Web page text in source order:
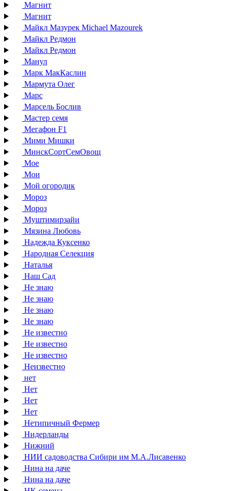
Магнит
Магнит
Майкл Мазурек Michael Mazourek
Майкл Редмон
Майкл Редмон
Манул
Марк МакКаслин
Мармута Олег
Марс
Марсель Бослив
Мастер семя
Мегафон F1
Мими Мишки
МинскСортСемОвощ
Мое
Мои
Мой огородик
Мороз
Мороз
Муштимирзайи
Мязина Любовь
Надежда Куксенко
Народная Селекция
Наталья
Наш Сад
Не знаю
Не знаю
Не знаю
Не знаю
Не известно
Не известно
Не известно
Неизвестно
нет
Нет
Нет
Нет
Нетипичный Фермер
Нидерланды
Нижний
НИИ садоводства Сибири им М.А.Лисавенко
Нина на даче
Нина на даче